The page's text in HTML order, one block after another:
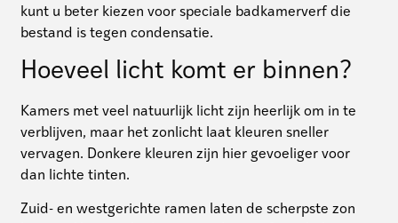
kunt u beter kiezen voor speciale badkamerverf die
bestand is tegen condensatie.
Hoeveel licht komt er binnen?
Kamers met veel natuurlijk licht zijn heerlijk om in te
verblijven, maar het zonlicht laat kleuren sneller
vervagen. Donkere kleuren zijn hier gevoeliger voor
dan lichte tinten.
Zuid- en westgerichte ramen laten de scherpste zon